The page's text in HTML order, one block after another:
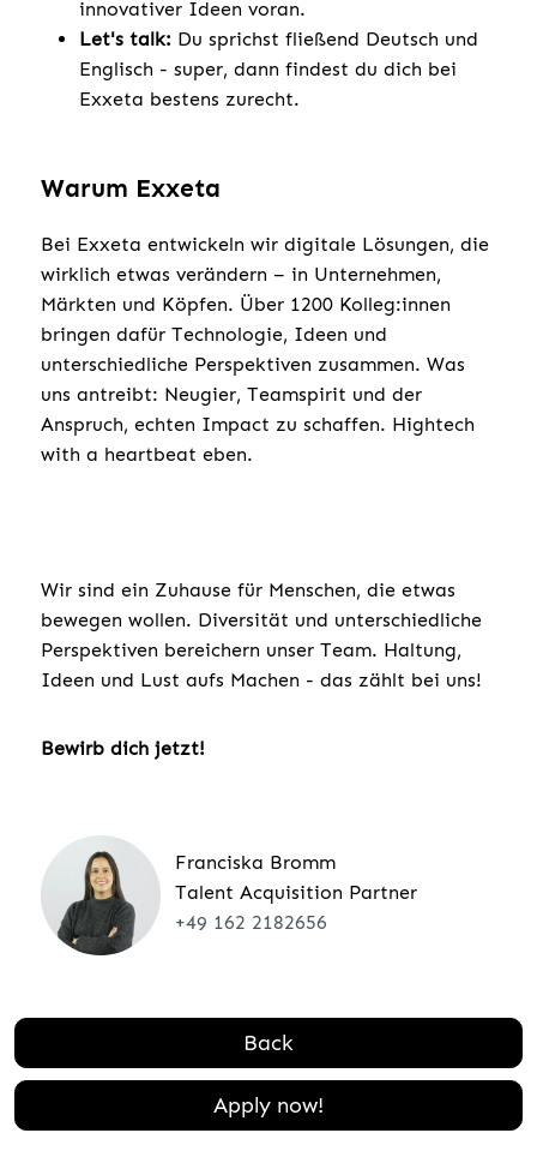
innovativer Ideen voran.
Let's talk: Du sprichst fließend Deutsch und
Englisch - super, dann findest du dich bei
Exxeta bestens zurecht.
Warum Exxeta
Bei Exxeta entwickeln wir digitale Lösungen, die
wirklich etwas verändern – in Unternehmen,
Märkten und Köpfen. Über 1200 Kolleg:innen
bringen dafür Technologie, Ideen und
unterschiedliche Perspektiven zusammen. Was
uns antreibt: Neugier, Teamspirit und der
Anspruch, echten Impact zu schaffen. Hightech
with a heartbeat eben.
Wir sind ein Zuhause für Menschen, die etwas
bewegen wollen. Diversität und unterschiedliche
Perspektiven bereichern unser Team. Haltung,
Ideen und Lust aufs Machen - das zählt bei uns!
Bewirb dich jetzt!
Franciska Bromm
Talent Acquisition Partner
+49 162 2182656
Back
Apply now!